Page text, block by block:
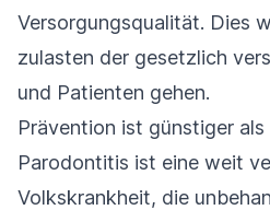
Versorgungsqualität. Dies
zulasten der gesetzlich
und Patienten gehen.
Prävention ist günstiger
Parodontitis ist eine weit
Volkskrankheit, die